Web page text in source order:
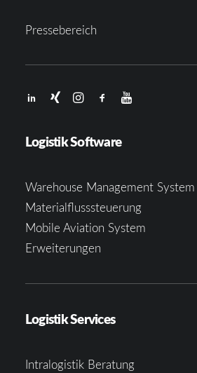
Pressebereich
Logistik Software
Warehouse Management System
Materialflusssteuerung
Mobile Aviation System
Erweiterungen
Logistik Services
Intralogistik Beratung